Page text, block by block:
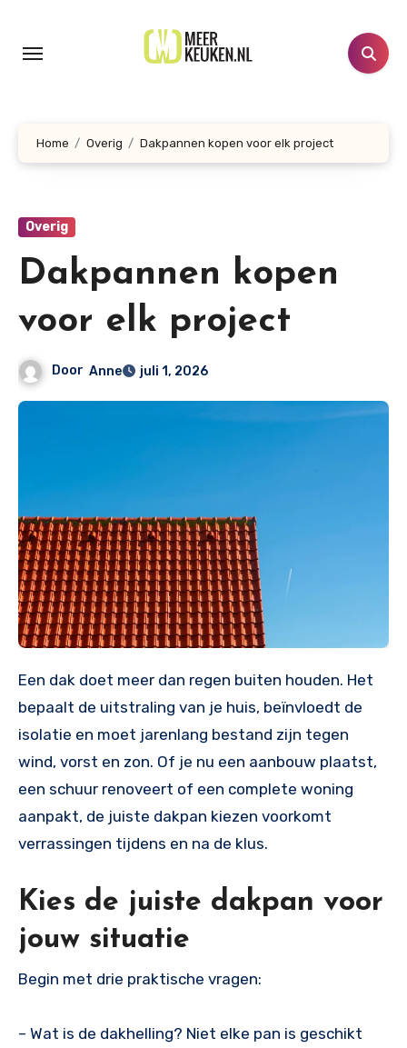
inhoud
Home Overig Dakpannen kopen voor elk project
Overig
Dakpannen kopen
voor elk project
Door Anne juli 1, 2026
Een dak doet meer dan regen buiten houden. Het
bepaalt de uitstraling van je huis, beïnvloedt de
isolatie en moet jarenlang bestand zijn tegen
wind, vorst en zon. Of je nu een aanbouw plaatst,
een schuur renoveert of een complete woning
aanpakt, de juiste dakpan kiezen voorkomt
verrassingen tijdens en na de klus.
Kies de juiste dakpan voor
jouw situatie
Begin met drie praktische vragen:
– Wat is de dakhelling? Niet elke pan is geschikt